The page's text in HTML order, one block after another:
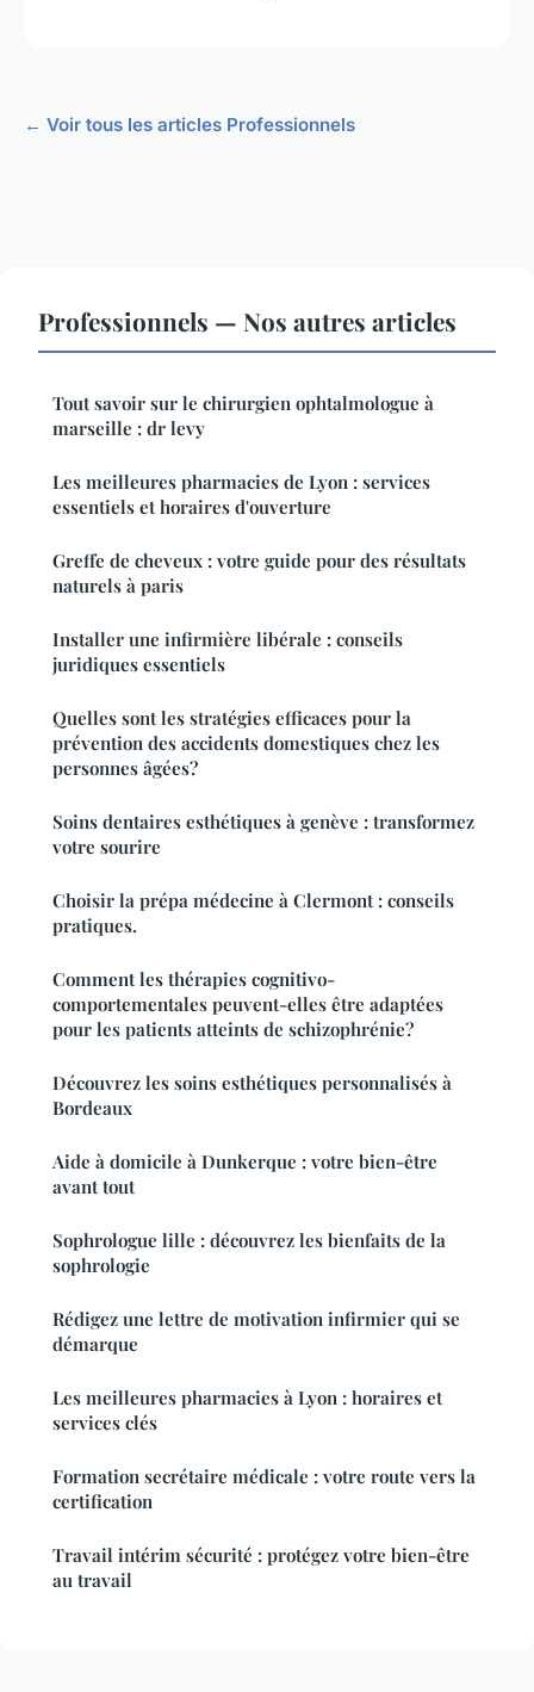
← Voir tous les articles Professionnels
Professionnels — Nos autres articles
Tout savoir sur le chirurgien ophtalmologue à
marseille : dr levy
Les meilleures pharmacies de Lyon : services
essentiels et horaires d'ouverture
Greffe de cheveux : votre guide pour des résultats
naturels à paris
Installer une infirmière libérale : conseils
juridiques essentiels
Quelles sont les stratégies efficaces pour la
prévention des accidents domestiques chez les
personnes âgées?
Soins dentaires esthétiques à genève : transformez
votre sourire
Choisir la prépa médecine à Clermont : conseils
pratiques.
Comment les thérapies cognitivo-
comportementales peuvent-elles être adaptées
pour les patients atteints de schizophrénie?
Découvrez les soins esthétiques personnalisés à
Bordeaux
Aide à domicile à Dunkerque : votre bien-être
avant tout
Sophrologue lille : découvrez les bienfaits de la
sophrologie
Rédigez une lettre de motivation infirmier qui se
démarque
Les meilleures pharmacies à Lyon : horaires et
services clés
Formation secrétaire médicale : votre route vers la
certification
Travail intérim sécurité : protégez votre bien-être
au travail